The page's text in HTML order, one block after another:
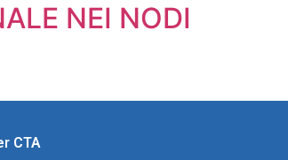
NEI NODI
CTA